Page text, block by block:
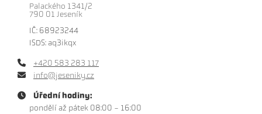
Palackého 1341/2
790 01 Jeseník
IČ: 68923244
ISDS: aq3ikqx
+420 583 283 117
info@jeseniky.cz
Úřední hodiny:
pondělí až pátek 08:00 - 16:00